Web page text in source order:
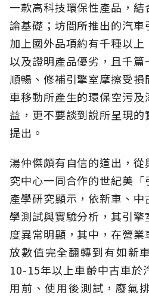
一款高科技環保性產品，
論基礎；坊間所推出的汽
加上國外品項約有千種以
以及證明產品優劣，且千
順暢、修補引擎室摩擦受
車移動所產生的環保空污
益，更不要談到說所呈現
提出。
湯仲傑頗有自信的道出，
究中心一同合作的世紀美
產學研究顯示，依新車、
學測試與實驗分析，其引
度異常明顯，其中，在營
放數值完全翻轉到有如新
10-15年以上車齡中古車於
用前、使用後測試，廢氣